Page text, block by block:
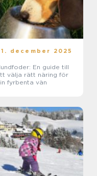
december 2025
En guide till
välja rätt näring för
fyrbenta vän